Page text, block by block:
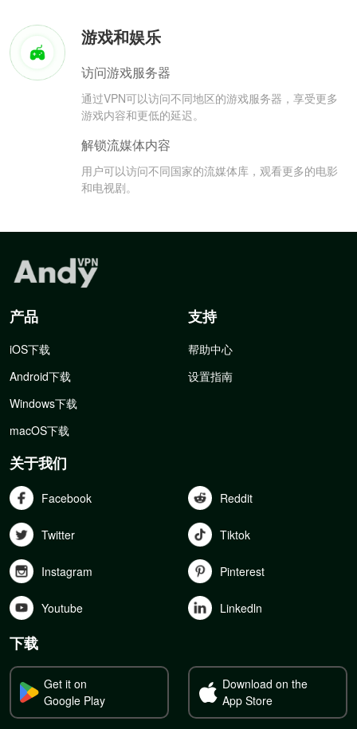
游戏和娱乐
访问游戏服务器
通过VPN可以访问不同地区的游戏服务器，享受更多
游戏内容和更低的延迟。
解锁流媒体内容
用户可以访问不同国家的流媒体库，观看更多的电影
和电视剧。
产品
iOS下载
Android下载
Windows下载
macOS下载
支持
帮助中心
设置指南
关于我们
Facebook Reddit
Twitter Tiktok
Instagram Pinterest
Youtube Linkedln
下载
Get it on
Google Play
Download on the
App Store